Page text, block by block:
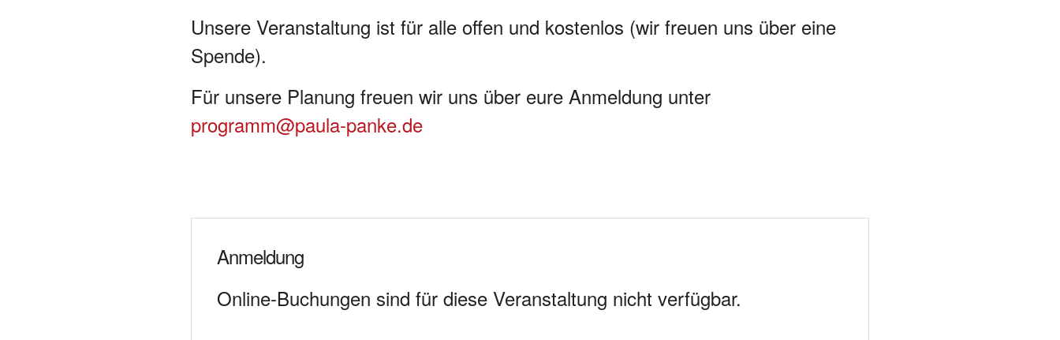
Unsere Veranstaltung ist für alle offen und kostenlos (wir freuen uns über eine
Spende).
Für unsere Planung freuen wir uns über eure Anmeldung unter
programm@paula-panke.de
Anmeldung
Online-Buchungen sind für diese Veranstaltung nicht verfügbar.